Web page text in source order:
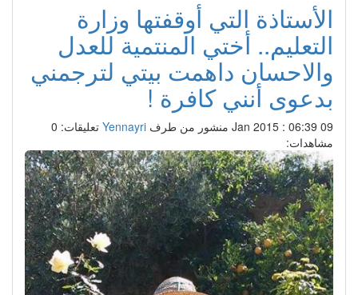
الأستاذة التي أوقفتها وزارة
التعليم.. أختي المنتمية للعدل
والاحسان داهمت بيتي لترجمني
بدعوى أنني كافرة !
منشور من طرفYennayri تعليقات: 0
مشاهدات: